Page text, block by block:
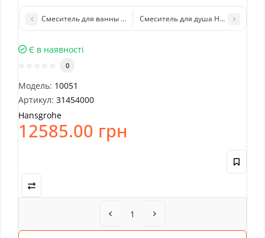
Смеситель для ванны Hansgrohe Talis 32440000
Смеситель для душа Hansgrohe
Є в наявності
0
Модель: 10051
Артикул: 31454000
Hansgrohe
12585.00 грн